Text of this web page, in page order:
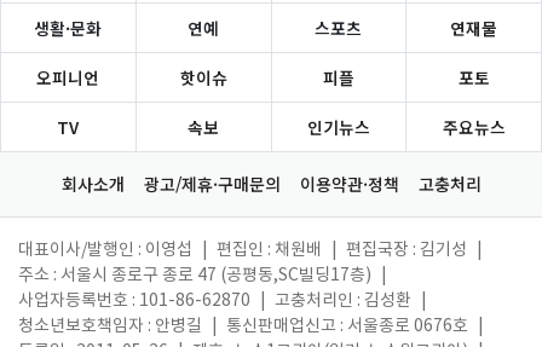
생활·문화 연예 스포츠 연재물
오피니언 핫이슈 피플 포토
TV 속보 인기뉴스 주요뉴스
회사소개 광고/제휴·구매문의 이용약관·정책 고충처리
대표이사/발행인 : 이영섭 편집인 : 채원배 편집국장 : 김기성
주소 : 서울시 종로구 종로 47 (공평동,SC빌딩17층)
사업자등록번호 : 101-86-62870
고충처리인 : 김성환
청소년보호책임자 : 안병길
통신판매업신고 : 서울종로 0676호